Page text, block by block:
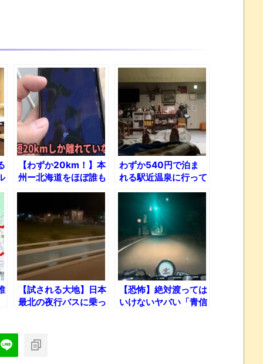
【わずか20km！】本
州ー北海道をほぼ誰も
使わない最短ルートで
わずか540円で泊ま
れる駅近温泉に行って
きた結果！
【試される大地】日本
最北の夜行バスに乗っ
【恐怖】絶対渡っては
いけないヤバい「青信